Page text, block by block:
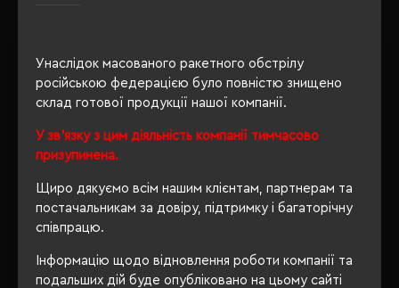
Унаслідок масованого ракетного обстрілу
російською федерацією було повністю знищено
склад готової продукції нашої компанії.
У зв'язку з цим діяльність компанії тимчасово
призупинена.
Щиро дякуємо всім нашим клієнтам, партнерам та
постачальникам за довіру, підтримку і багаторічну
співпрацю.
Інформацію щодо відновлення роботи компанії та
подальших дій буде опубліковано на цьому сайті
ОПИС
ВІДГУКИ